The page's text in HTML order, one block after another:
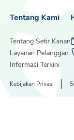
Tentang Kami
Tentang Setir Kanan
Layanan Pelanggan
Informasi Terkini
Kebijakan Privasi